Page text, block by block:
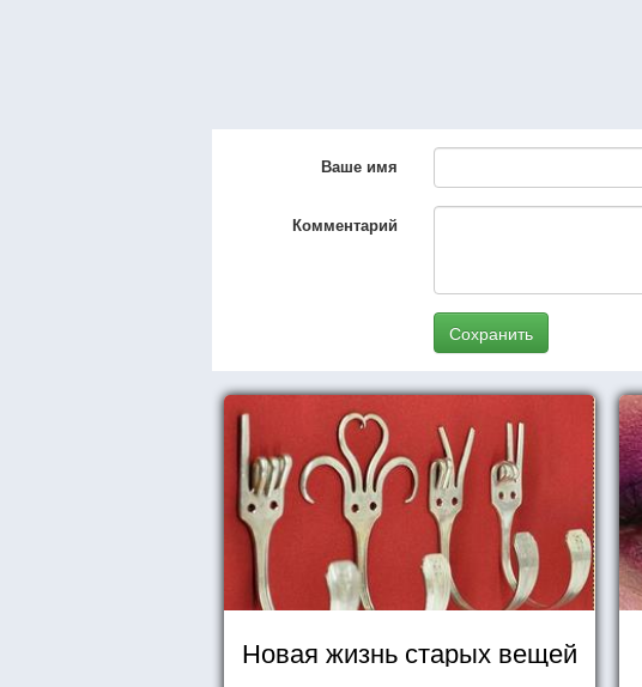
Ваше имя
Комментарий
Сохранить
Новая жизнь старых вещей